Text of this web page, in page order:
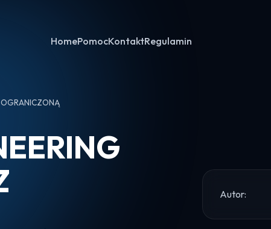
HomePomocKontaktRegulamin
Autor: